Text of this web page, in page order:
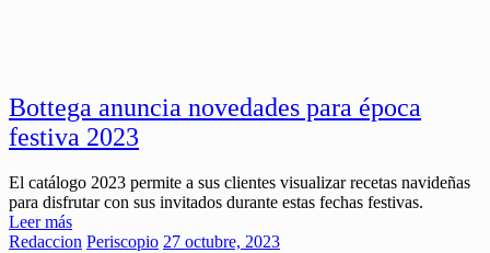
Bottega anuncia novedades para época
festiva 2023
El catálogo 2023 permite a sus clientes visualizar recetas navideñas
para disfrutar con sus invitados durante estas fechas festivas.
Leer más
Redaccion Periscopio 27 octubre, 2023